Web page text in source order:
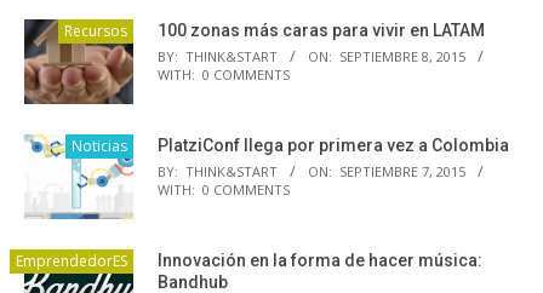
Recursos 100 zonas más caras para vivir en LATAM
BY: THINK&START ON: SEPTIEMBRE 8, 2015
WITH: 0 COMMENTS
Noticias PlatziConf llega por primera vez a Colombia
BY: THINK&START ON: SEPTIEMBRE 7, 2015
WITH: 0 COMMENTS
EmprendedorES
Innovación en la forma de hacer música:
Bandhub